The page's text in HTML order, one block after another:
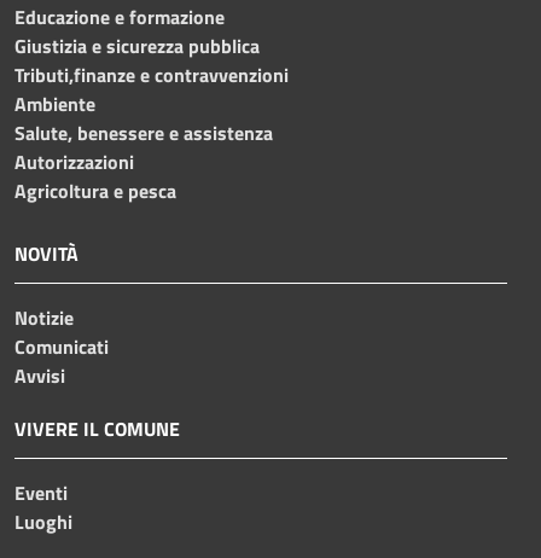
Educazione e formazione
Giustizia e sicurezza pubblica
Tributi,finanze e contravvenzioni
Ambiente
Salute, benessere e assistenza
Autorizzazioni
Agricoltura e pesca
NOVITÀ
Notizie
Comunicati
Avvisi
VIVERE IL COMUNE
Eventi
Luoghi